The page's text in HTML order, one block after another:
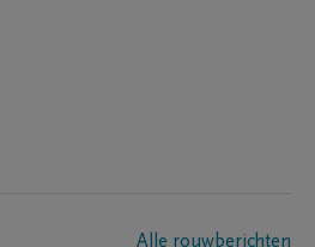
Alle rouwberichten